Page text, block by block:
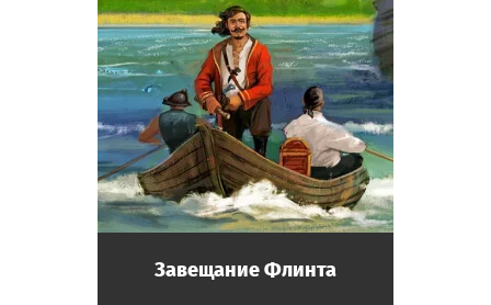
Завещание Флинта